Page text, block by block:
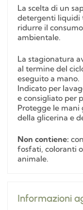
La scelta di un
detergenti liquidi
ridurre il
ambientale.
La stagionatura
al termine del
eseguito a mano.
Indicato per
e consigliato per
Protegge le mani
della glicerina e
Non contiene:
fosfati, coloranti
animale.
Informazioni